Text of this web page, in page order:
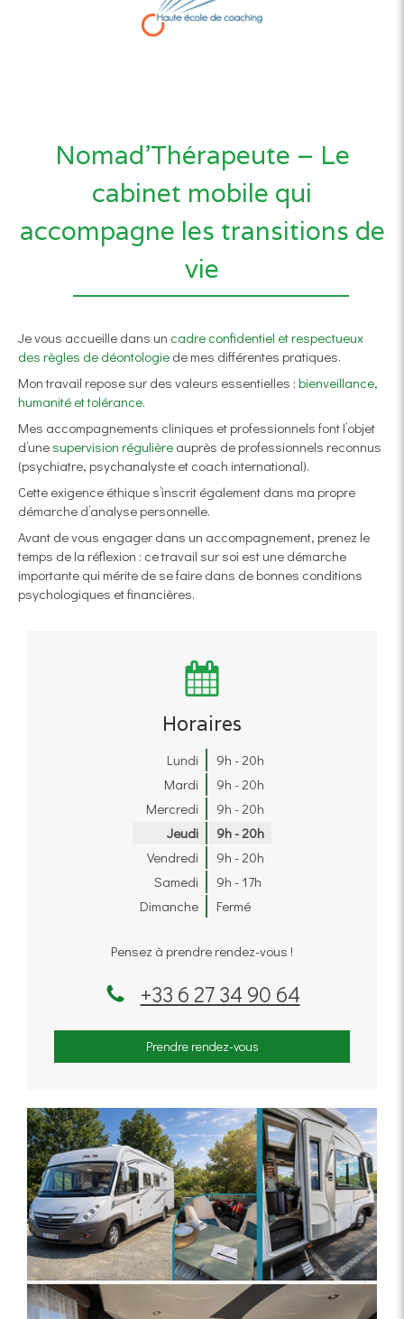
Nomad’Thérapeute – Le
cabinet mobile qui
accompagne les transitions de
vie
Je vous accueille dans un cadre confidentiel et respectueux
des règles de déontologie de mes différentes pratiques.
Mon travail repose sur des valeurs essentielles : bienveillance,
humanité et tolérance.
Mes accompagnements cliniques et professionnels font l’objet
d’unesupervision régulière auprès de professionnels reconnus
(psychiatre, psychanalyste et coach international).
Cette exigence éthique s’inscrit également dans ma propre
démarche d’analyse personnelle.
Avant de vous engager dans un accompagnement, prenez le
temps de la réflexion : ce travail sur soi est une démarche
importante qui mérite de se faire dans de bonnes conditions
psychologiques et financières.
Horaires
Lundi
9h - 20h
Mardi
9h - 20h
Mercredi
9h - 20h
Jeudi
9h - 20h
Vendredi
9h - 20h
Samedi
9h - 17h
Dimanche
Fermé
Pensez à prendre rendez-vous !
+33 6 27 34 90 64
Prendre rendez-vous